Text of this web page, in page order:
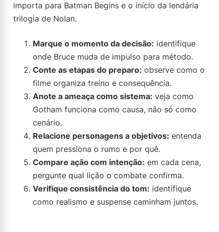
importa para Batman Begins e o início da lendária
trilogia de Nolan.
Marque o momento da decisão: identifique
onde Bruce muda de impulso para método.
Conte as etapas do preparo: observe como o
filme organiza treino e consequência.
Anote a ameaça como sistema: veja como
Gotham funciona como causa, não só como
cenário.
Relacione personagens a objetivos: entenda
quem pressiona o rumo e por quê.
Compare ação com intenção: em cada cena,
pergunte qual lição o combate confirma.
Verifique consistência do tom: identifique
como realismo e suspense caminham juntos.